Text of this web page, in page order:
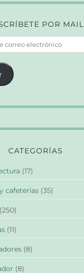
POR MAIL
CATEGORÍAS
(17)
cafeterías (35)
(250)
(11)
(8)
(8)